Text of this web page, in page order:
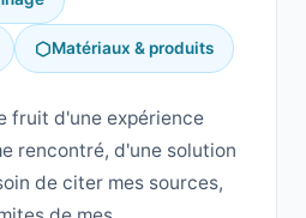
Matériaux & produits
fruit d'une expérience
rencontré, d'une solution
de citer mes sources,